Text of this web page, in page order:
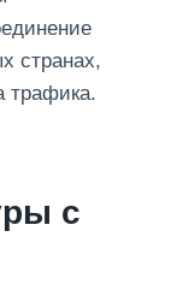
странах,
трафика.
с